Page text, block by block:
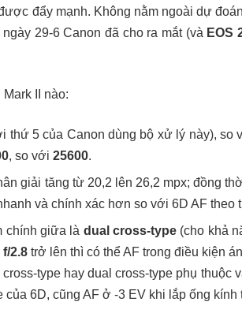
đẩy mạnh. Không nằm ngoài dự
29-6 Canon đã cho ra mắt (và EOS
II nào:
thứ 5 của Canon dùng bộ xử lý này), so
, so với 25600.
giải tăng từ 20,2 lên 26,2 mpx; đồng
và chính xác hơn so với 6D AF theo
chính giữa là dual cross-type (cho khả
f/2.8 trở lên thì có thể AF trong điều kiện
type hay dual cross-type phụ thuộc
6D, cũng AF ở -3 EV khi lắp ống kính